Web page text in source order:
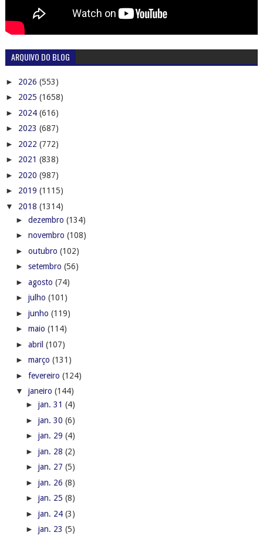
ARQUIVO DO BLOG
► 2026 (553)
► 2025 (1658)
► 2024 (616)
► 2023 (687)
► 2022 (772)
► 2021 (838)
► 2020 (987)
► 2019 (1115)
▼ 2018 (1314)
► dezembro (134)
► novembro (108)
► outubro (102)
► setembro (56)
► agosto (74)
► julho (101)
► junho (119)
► maio (114)
► abril (107)
► março (131)
► fevereiro (124)
▼ janeiro (144)
► jan. 31 (4)
► jan. 30 (6)
► jan. 29 (4)
► jan. 28 (2)
► jan. 27 (5)
► jan. 26 (8)
► jan. 25 (8)
► jan. 24 (3)
► jan. 23 (5)